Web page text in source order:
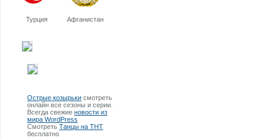
Турция Афганистан
Острые козырьки смотреть
онлайн все сезоны и серии.
Всегда свежие новости из
мира WordPress
Смотреть Танцы на ТНТ
бесплатно